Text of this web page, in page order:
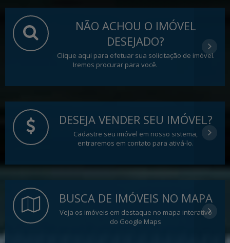
NÃO ACHOU O IMÓVEL
DESEJADO?
Clique aqui para efetuar sua solicitação de imóvel.
Iremos procurar para você.
DESEJA VENDER SEU IMÓVEL?
Cadastre seu imóvel em nosso sistema,
entraremos em contato para ativá-lo.
BUSCA DE IMÓVEIS NO MAPA
Veja os imóveis em destaque no mapa interativo
do Google Maps